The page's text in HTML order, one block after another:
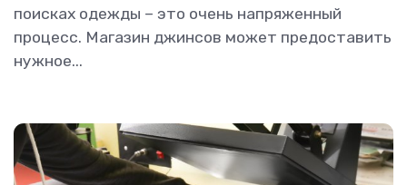
поисках одежды – это очень напряженный
процесс. Магазин джинсов может предоставить
нужное...